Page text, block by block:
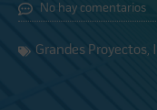
No hay comentarios
Grandes Proyectos,